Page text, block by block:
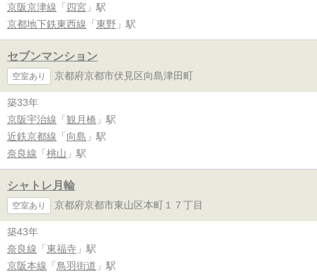
京阪京津線 「 四宮 」駅
京都地下鉄東西線 「 東野 」駅
セブンマンション
空室あり 京都府京都市伏見区向島津田町
築33年
京阪宇治線 「 観月橋 」駅
近鉄京都線 「 向島 」駅
奈良線 「 桃山 」駅
シャトレ月輪
空室あり 京都府京都市東山区本町１７丁目
築43年
奈良線 「 東福寺 」駅
京阪本線 「 鳥羽街道 」駅